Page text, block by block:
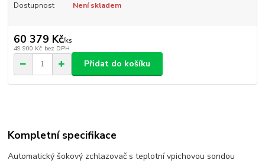
Dostupnost Není skladem
60 379 Kč/ks
49 900 Kč bez DPH
Přidat do košíku
Kompletní specifikace
Automatický šokový zchlazovač s teplotní vpichovou sondou